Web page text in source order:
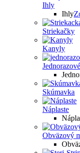
Ihly
Ihly
Striekačky
Kanyly
Skúmavka
Náplaste
Obväzový